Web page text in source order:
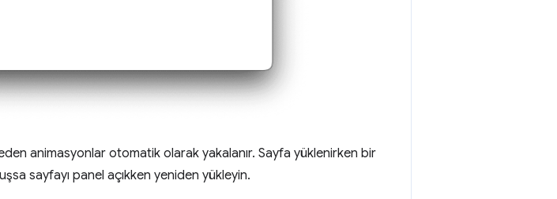
animasyonlar otomatik olarak yakalanır. Sayfa yüklenirken bir
sayfayı panel açıkken yeniden yükleyin.